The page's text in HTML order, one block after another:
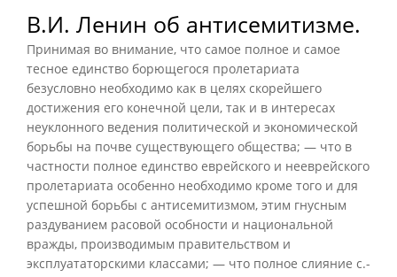
В.И. Ленин об антисемитизме.
Принимая во внимание, что самое полное и самое
тесное единство борющегося пролетариата
безусловно необходимо как в целях скорейшего
достижения его конечной цели, так и в интересах
неуклонного ведения политической и экономической
борьбы на почве существующего общества; — что в
частности полное единство еврейского и нееврейского
пролетариата особенно необходимо кроме того и для
успешной борьбы с антисемитизмом, этим гнусным
раздуванием расовой особности и национальной
вражды, производимым правительством и
эксплуататорскими классами; — что полное слияние с.-